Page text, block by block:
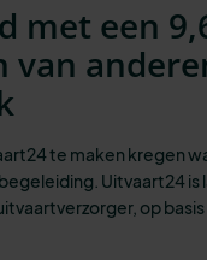
met een
van
te maken kregen
Uitvaart24 is
op basis